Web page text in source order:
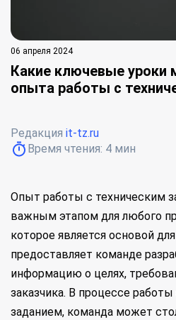
06 апреля 2024
Какие ключевые уроки
опыта работы с
Редакция it-tz.ru
Время чтения: 4 мин
Опыт работы с техническим
важным этапом для любого
которое является основой
предоставляет команде
информацию о целях,
заказчика. В процессе
заданием, команда может